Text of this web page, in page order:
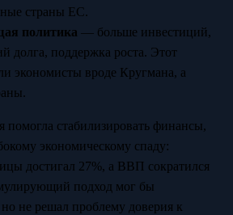
страны ЕС.
политика — больше инвестиций,
долга, поддержка роста. Этот
экономисты вроде Кругмана, а
помогла стабилизировать финансы,
экономическому спаду:
достигал 27%, а ВВП сократился
подход мог бы
но не решал проблему доверия к